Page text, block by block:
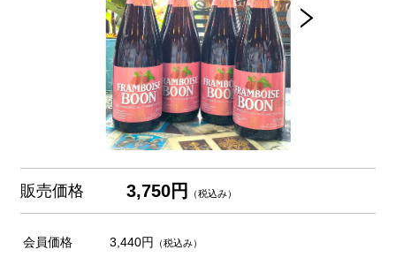
販売価格 3,750円 （税込み）
会員価格 3,440円 （税込み）